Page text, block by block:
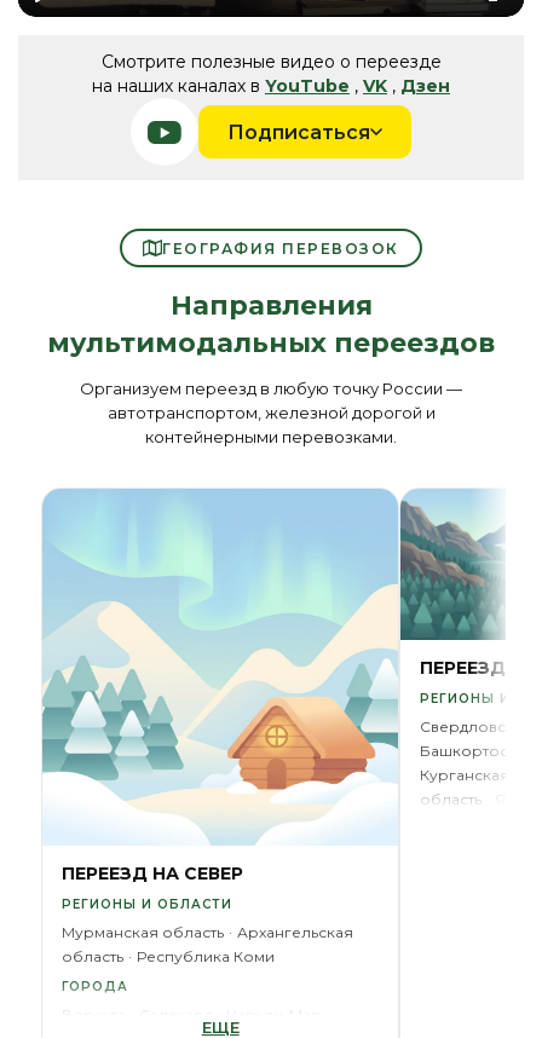
Play Mute
Смотрите полезные видео о переезде
на наших каналах в YouTube , VK , Дзен
Подписаться
ГЕОГРАФИЯ ПЕРЕВОЗОК
Направления
мультимодальных переездов
Организуем переезд в любую точку России —
автотранспортом, железной дорогой и
контейнерными перевозками.
ПЕРЕЕЗД НА СЕВЕР
РЕГИОНЫ И ОБЛАСТИ
Мурманская область
Архангельская
область
Республика Коми
ГОРОДА
Воркута Нарьян-Мар
ЕЩЕ
ПЕРЕЕЗД НА
РЕГИОНЫ И
Свердловская
Башкортостан
Курганская
область